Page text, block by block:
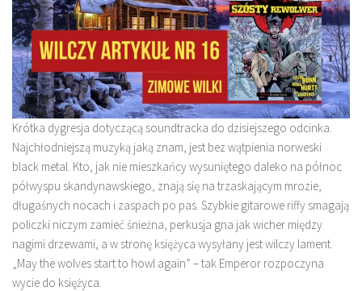
Krótka dygresja dotyczącą soundtracka do dzisiejszego odcinka.
Najchłodniejszą muzyką jaką znam, jest bez wątpienia norweski
black metal. Kto, jak nie mieszkańcy wysuniętego daleko na północ
półwyspu skandynawskiego, znają się na trzaskającym mrozie,
długaśnych nocach i zaspach po pas. Szybkie gitarowe riffy smagają
policzki niczym zamieć śnieżna, perkusja gna jak wicher między
nagimi drzewami, a w stronę księżyca wysyłany jest wilczy lament.
„May the wolves start to howl again” – tak Emperor rozpoczyna
wycie do księżyca.